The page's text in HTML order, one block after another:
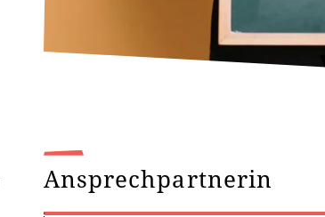
Ansprechpartnerin